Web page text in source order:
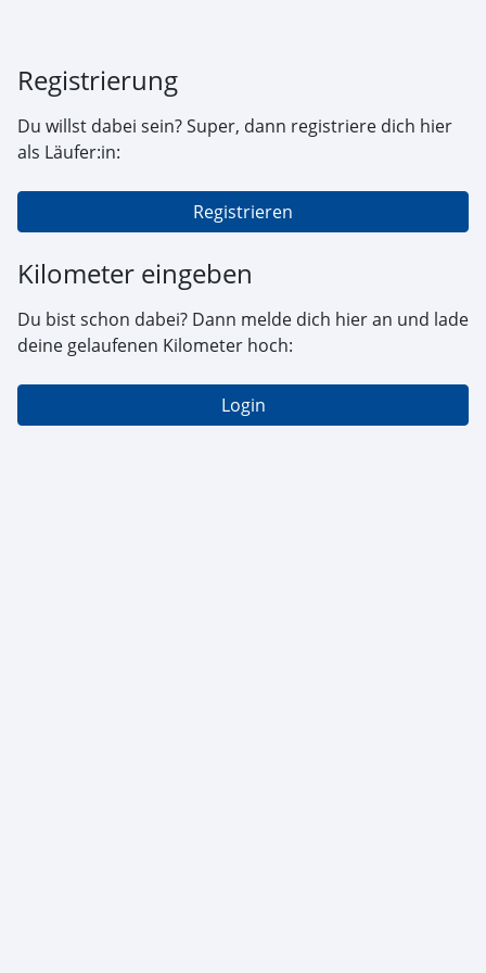
Registrierung
Du willst dabei sein? Super, dann registriere dich hier
als Läufer:in:
Registrieren
Kilometer eingeben
Du bist schon dabei? Dann melde dich hier an und lade
deine gelaufenen Kilometer hoch:
Login